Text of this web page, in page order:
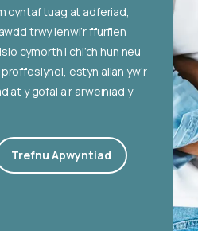
cyntaf tuag at adferiad,
trwy lenwi’r ffurflen
cymorth i chi’ch hun neu
estyn allan yw’r
at y gofal a’r arweiniad y
Trefnu Apwyntiad